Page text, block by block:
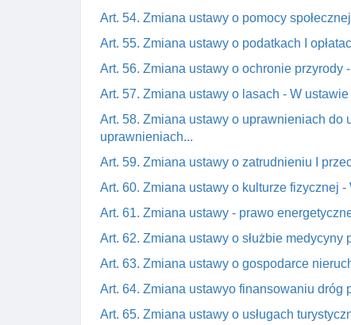
Art. 54. Zmiana ustawy o pomocy
Art. 55. Zmiana ustawy o podatkach I
Art. 56. Zmiana ustawy o ochronie przyrody
Art. 57. Zmiana ustawy o lasach - W
Art. 58. Zmiana ustawy o uprawnieniach do
uprawnieniach...
Art. 59. Zmiana ustawy o zatrudnieniu I
Art. 60. Zmiana ustawy o kulturze fizycznej
Art. 61. Zmiana ustawy - prawo
Art. 62. Zmiana ustawy o służbie medycyny
Art. 63. Zmiana ustawy o gospodarce
Art. 64. Zmiana ustawyo finansowaniu dróg
Art. 65. Zmiana ustawy o usługach